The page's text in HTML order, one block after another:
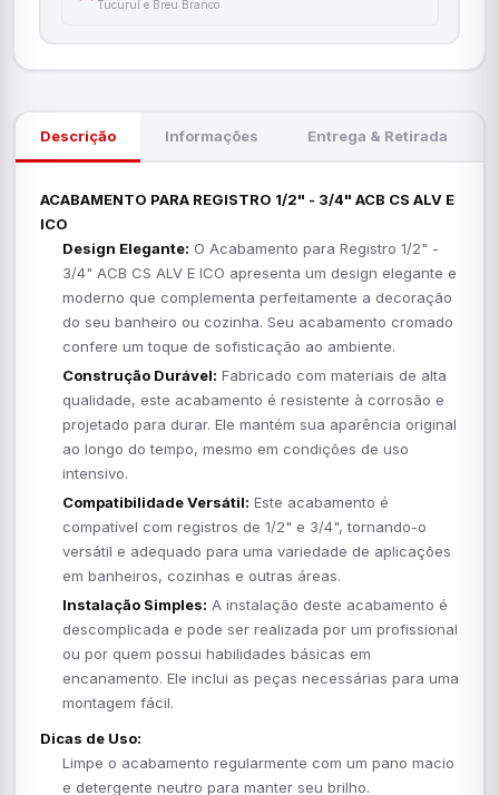
Tucuruí e Breu Branco
Descrição Informações Entrega & Retirada
ACABAMENTO PARA REGISTRO 1/2" - 3/4" ACB CS ALV E
ICO
Design Elegante: O Acabamento para Registro 1/2" -
3/4" ACB CS ALV E ICO apresenta um design elegante e
moderno que complementa perfeitamente a decoração
do seu banheiro ou cozinha. Seu acabamento cromado
confere um toque de sofisticação ao ambiente.
Construção Durável: Fabricado com materiais de alta
qualidade, este acabamento é resistente à corrosão e
projetado para durar. Ele mantém sua aparência original
ao longo do tempo, mesmo em condições de uso
intensivo.
Compatibilidade Versátil: Este acabamento é
compatível com registros de 1/2" e 3/4", tornando-o
versátil e adequado para uma variedade de aplicações
em banheiros, cozinhas e outras áreas.
Instalação Simples: A instalação deste acabamento é
descomplicada e pode ser realizada por um profissional
ou por quem possui habilidades básicas em
encanamento. Ele inclui as peças necessárias para uma
montagem fácil.
Dicas de Uso:
Limpe o acabamento regularmente com um pano macio
e detergente neutro para manter seu brilho.